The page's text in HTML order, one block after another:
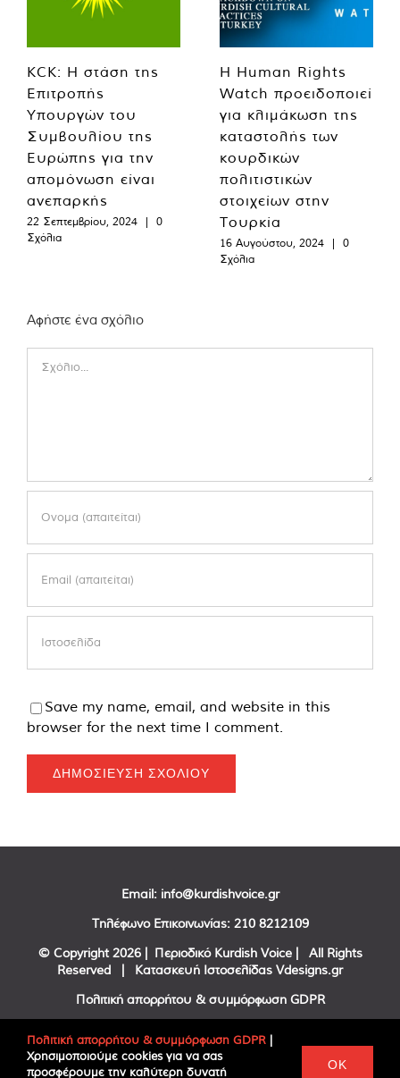
KCK: Η στάση της
Επιτροπής
Υπουργών του
Συμβουλίου της
Ευρώπης για την
απομόνωση είναι
ανεπαρκής
22 Σεπτεμβρίου, 2024 |
0
Σχόλια
Η Human Rights
Watch προειδοποιεί
για κλιμάκωση της
καταστολής των
κουρδικών
πολιτιστικών
στοιχείων στην
Τουρκία
16 Αυγούστου, 2024 |
0
Σχόλια
Αφήστε ένα σχόλιο
Save my name, email, and website in this
browser for the next time I comment.
Email: info@kurdishvoice.gr
Τηλέφωνο Επικοινωνίας: 210 8212109
© Copyright 2026 | Περιοδικό Kurdish Voice | All Rights
Reserved | Κατασκευή Ιστοσελίδας Vdesigns.gr
Πολιτική απορρήτου & συμμόρφωση GDPR
FacebookTwitter
Πολιτική απορρήτου & συμμόρφωση GDPR |
Χρησιμοποιούμε cookies για να σας
προσφέρουμε την καλύτερη δυνατή
OK